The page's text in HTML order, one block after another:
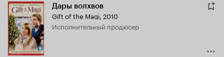
Дары волхвов
Gift of the Magi, 2010
исполнительный продюсер